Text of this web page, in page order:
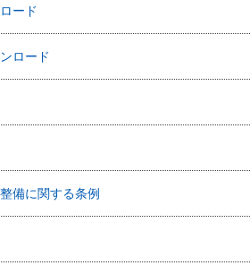
ード
ロード
備に関する条例